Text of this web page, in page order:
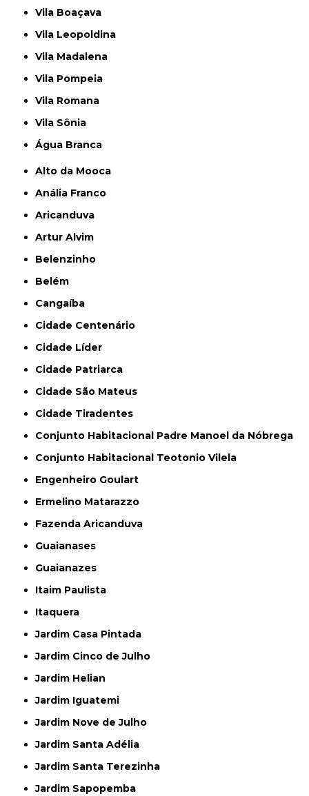
Vila Boaçava
Vila Leopoldina
Vila Madalena
Vila Pompeia
Vila Romana
Vila Sônia
Água Branca
Alto da Mooca
Anália Franco
Aricanduva
Artur Alvim
Belenzinho
Belém
Cangaíba
Cidade Centenário
Cidade Líder
Cidade Patriarca
Cidade São Mateus
Cidade Tiradentes
Conjunto Habitacional Padre Manoel da Nóbrega
Conjunto Habitacional Teotonio Vilela
Engenheiro Goulart
Ermelino Matarazzo
Fazenda Aricanduva
Guaianases
Guaianazes
Itaim Paulista
Itaquera
Jardim Casa Pintada
Jardim Cinco de Julho
Jardim Helian
Jardim Iguatemi
Jardim Nove de Julho
Jardim Santa Adélia
Jardim Santa Terezinha
Jardim Sapopemba